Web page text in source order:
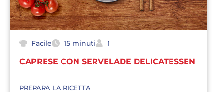
Facile 15 minuti 1
CAPRESE CON SERVELADE DELICATESSEN
PREPARA LA RICETTA